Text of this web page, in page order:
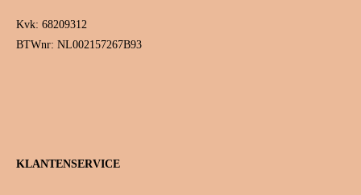
Kvk: 68209312
BTWnr: NL002157267B93
KLANTENSERVICE